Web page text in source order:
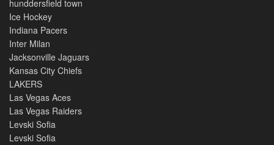
hunddersfield town
Ice Hockey
Indiana Pacers
Inter Milan
Jacksonville Jaguars
Kansas City Chiefs
LAKERS
Las Vegas Aces
Las Vegas Raiders
Levski Sofia
Levski Sofia